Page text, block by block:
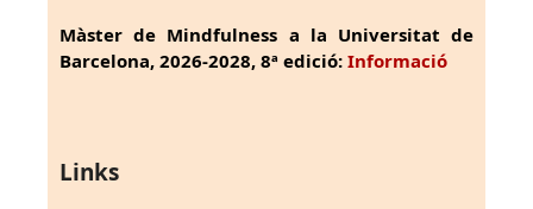
Màster de Mindfulness a la Universitat de
Barcelona, 2026-2028, 8ª edició: Informació
Links